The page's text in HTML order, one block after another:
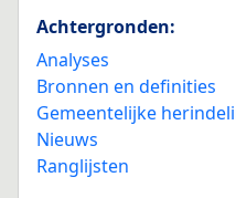
Achtergronden:
Analyses
Bronnen en definities
Gemeentelijke
Nieuws
Ranglijsten